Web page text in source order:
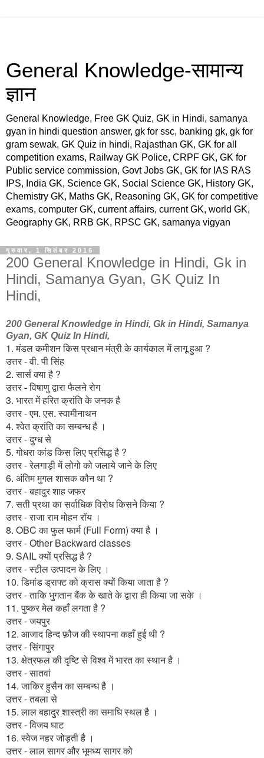
General Knowledge-सामान्य
ज्ञान
General Knowledge, Free GK Quiz, GK in Hindi, samanya
gyan in hindi question answer, gk for ssc, banking gk, gk for
gram sewak, GK Quiz in hindi, Rajasthan GK, GK for all
competition exams, Railway GK Police, CRPF GK, GK for
Public service commission, Govt Jobs GK, GK for IAS RAS
IPS, India GK, Science GK, Social Science GK, History GK,
Chemistry GK, Maths GK, Reasoning GK, GK for competitive
exams, computer GK, current affairs, current GK, world GK,
Geography GK, RRB GK, RPSC GK, samanya vigyan
गुरुवार, 1 सितंबर 2016
200 General Knowledge in Hindi, Gk in
Hindi, Samanya Gyan, GK Quiz In
Hindi,
200 General Knowledge in Hindi, Gk in Hindi, Samanya
Gyan, GK Quiz In Hindi,
1. मंडल कमीशन किस प्रधान मंत्री के कार्यकाल में लागू हुआ ?
उत्तर - वी. पीसिंह
2. सार्स क्या है ?
उत्तर-विषाणु द्वारा फैलने रोग
3. भारत में हरित क्रांति के जनक है
उत्तर - एम. एस. स्वामीनाथन
4. श्वेत क्रांति का सम्बन्ध है ।
उत्तर - दुग्ध से
5. गोधरा कांड किस लिए प्रसिद्ध है ?
उत्तर - रेलगाड़ी में लोगो को जलाये जाने के लिए
6. अंतिम मुगल शासक कौन था ?
उत्तर - बहादुर शाह जफर
7. सती प्रथा का सर्वाधिक विरोध किसने किया ?
उत्तर - राजा राम मोहन रॉय ।
8. OBC का फुल फार्म (Full Form) क्या है ।
उत्तर - Other Backward classes
9. SAIL क्यों प्रसिद्ध है ?
उत्तर - स्टील उत्पादन के लिए ।
10. डिमांड ड्राफ्ट को क्रास क्यों किया जाता है ?
उत्तर - ताकि भुगतान बैंक के खाते के द्वारा ही किया जा सके ।
11. पुष्कर मेल कहाँ लगता है ?
उत्तर - जयपुर
12. आजाद हिन्द फ़ौज की स्थापना कहाँ हुई थी ?
उत्तर - सिंगापुर
13. क्षेत्रफल की दृष्टि से विश्व में भारत का स्थान है ।
उत्तर - सातवां
14. जाकिर हुसैन का सम्बन्ध है ।
उत्तर - तबला से
15. लाल बहादुर शास्त्री का समाधि स्थल है ।
उत्तर - विजय घाट
16. स्वेज नहर जोड़ती है ।
उत्तर - लाल सागर और भूमध्य सागर को